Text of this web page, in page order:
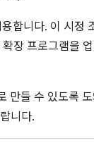
합니다. 이 시정
장 프로그램을
들 수 있도록
니다.